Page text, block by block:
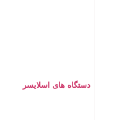
دستگاه های اسلایسر